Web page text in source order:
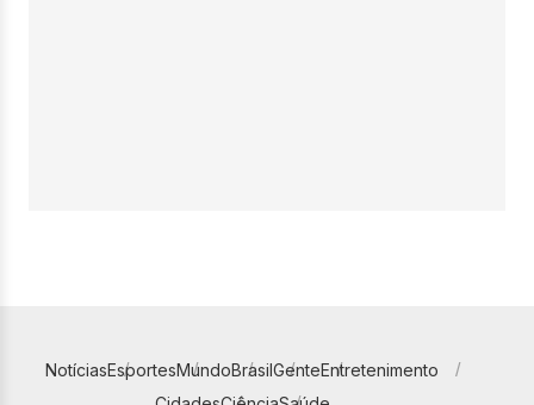
NotíciasEsportesMundoBrasilGenteEntretenimento